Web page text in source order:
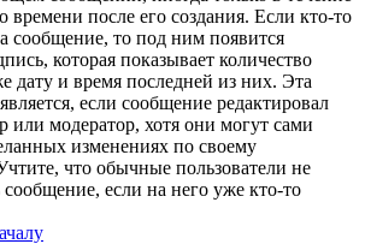
времени после его создания. Если кто-то
сообщение, то под ним появится
которая показывает количество
дату и время последней из них. Эта
если сообщение редактировал
или модератор, хотя они могут сами
изменениях по своему
что обычные пользователи не
сообщение, если на него уже кто-то